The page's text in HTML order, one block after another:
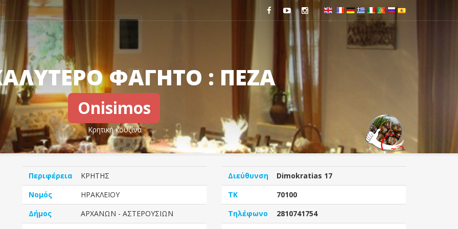
ΦΑΓΗΤΟ : ΠΕΖΑ
Onisimos
Κρητική κουζίνα
Περιφέρεια
ΚΡΗΤΗΣ
Νομός
ΗΡΑΚΛΕΙΟΥ
Δήμος
ΑΡΧΑΝΩΝ - ΑΣΤΕΡΟΥΣΙΩΝ
Διεύθυνση
Dimokratias 17
ΤΚ
70100
Τηλέφωνο
2810741754